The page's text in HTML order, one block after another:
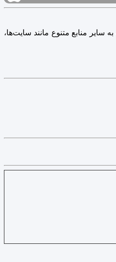
سایر منابع متنوع مانند سایت‌ها،